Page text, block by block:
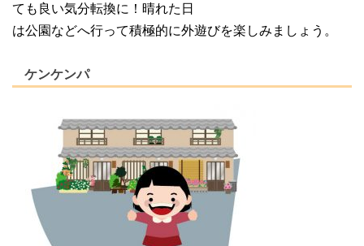
ても良い気分転換に！晴れた日
は公園などへ行って積極的に外遊びを楽しみましょう。
ケンケンパ